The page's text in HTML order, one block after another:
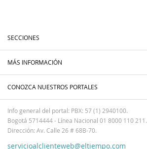
SECCIONES
MÁS INFORMACIÓN
CONOZCA NUESTROS PORTALES
Info general del portal: PBX: 57 (1) 2940100.
Bogotá 5714444 - Línea Nacional 01 8000 110 211.
Dirección: Av. Calle 26 # 68B-70.
servicioalclienteweb@eltiempo.com